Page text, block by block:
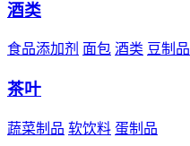
酒类
食品添加剂 面包 酒类 豆制品
茶叶
蔬菜制品 软饮料 蛋制品